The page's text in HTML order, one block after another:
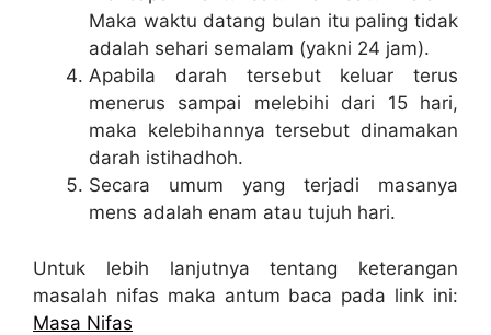
Maka waktu datang bulan itu paling tidak
adalah sehari semalam (yakni 24 jam).
Apabila darah tersebut keluar terus
menerus sampai melebihi dari 15 hari,
maka kelebihannya tersebut dinamakan
darah istihadhoh.
Secara umum yang terjadi masanya
mens adalah enam atau tujuh hari.
Untuk lebih lanjutnya tentang keterangan
masalah nifas maka antum baca pada link ini:
Masa Nifas